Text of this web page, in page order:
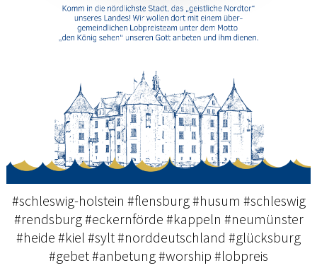
#schleswig-holstein #flensburg #husum #schleswig
#rendsburg #eckernförde #kappeln #neumünster
#heide #kiel #sylt #norddeutschland #glücksburg
#gebet #anbetung #worship #lobpreis